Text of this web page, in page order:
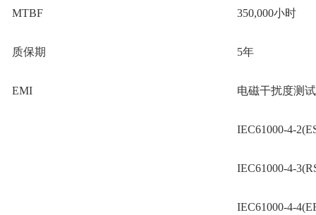
MTBF 350,000小时
质保期 5年
EMI 电磁干扰度测试
IEC61000-4-
IEC61000-4-
IEC61000-4-